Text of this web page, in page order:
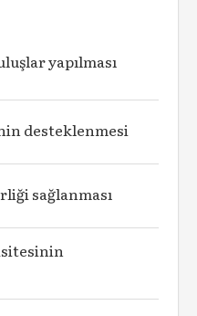
yapılması
desteklenmesi
sağlanması